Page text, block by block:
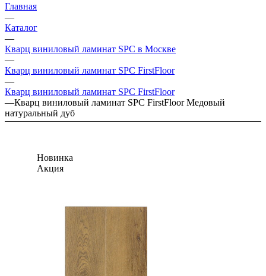
Главная
—
Каталог
—
Кварц виниловый ламинат SPC в Москве
—
Кварц виниловый ламинат SPC FirstFloor
—
Кварц виниловый ламинат SPC FirstFloor
—Кварц виниловый ламинат SPC FirstFloor Медовый
натуральный дуб
Новинка
Акция